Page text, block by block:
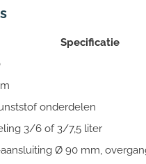
Specificatie
onderdelen
3/6 of 3/7,5 liter
Ø 90 mm,